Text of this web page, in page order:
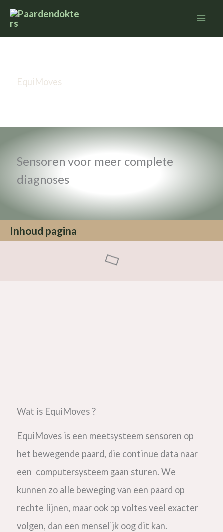
Ga
naar
EquiMoves
Sensoren voor meer complete
diagnoses
Inhoud pagina
Wat is EquiMoves ?
EquiMoves is een meetsysteem sensoren op
het bewegende paard, die continue data naar
een computersysteem gaan sturen. We
kunnen zo alle beweging van een paard op
rechte lijnen, maar ook op voltes veel exacter
volgen, dan een menselijk oog dit kan.